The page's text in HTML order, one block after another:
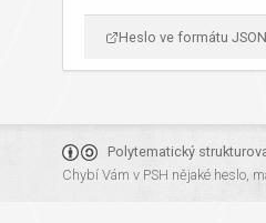
Heslo ve formátu
Polytematický
Chybí Vám v PSH nějaké heslo,